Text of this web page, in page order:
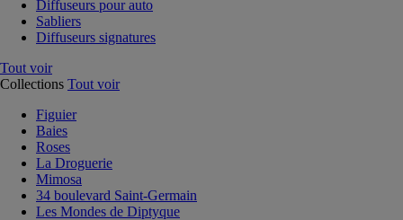
Diffuseurs pour auto
Sabliers
Diffuseurs signatures
Tout voir
Collections Tout voir
Figuier
Baies
Roses
La Droguerie
Mimosa
34 boulevard Saint-Germain
Les Mondes de Diptyque